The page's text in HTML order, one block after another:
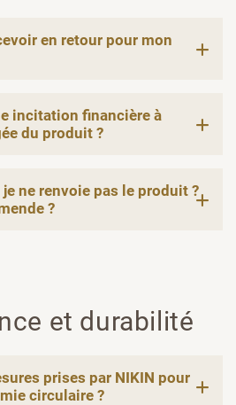
en retour pour mon
incitation financière à
du produit ?
ne renvoie pas le produit ?
?
et durabilité
prises par NIKIN pour
circulaire ?